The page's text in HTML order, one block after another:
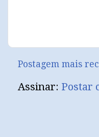
Postagem mais
Assinar: Postar